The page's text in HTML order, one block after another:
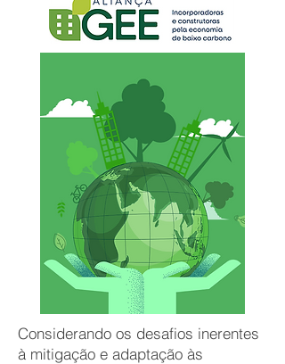
Considerando os desafios inerentes
à mitigação e adaptação às